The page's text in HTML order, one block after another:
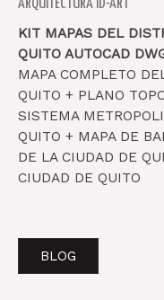
ARQUITECTURA ID-ART
KIT MAPAS DEL
QUITO AUTOCAD
MAPA COMPLETO
QUITO + PLANO
SISTEMA
QUITO + MAPA DE
DE LA CIUDAD DE
CIUDAD DE QUITO
BLOG